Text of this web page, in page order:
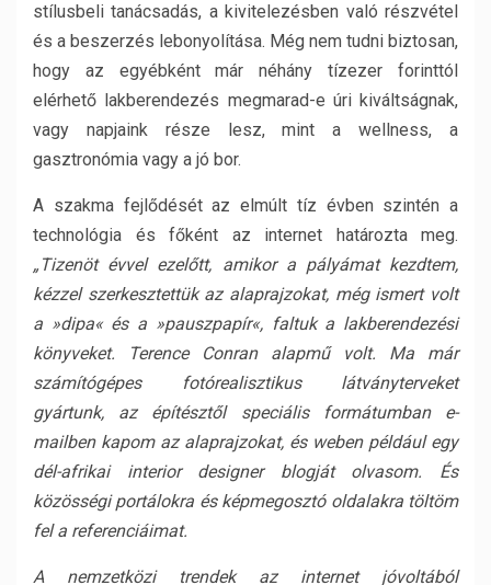
stílusbeli tanácsadás, a kivitelezésben való részvétel
és a beszerzés lebonyolítása. Még nem tudni biztosan,
hogy az egyébként már néhány tízezer forinttól
elérhető lakberendezés megmarad-e úri kiváltságnak,
vagy napjaink része lesz, mint a wellness, a
gasztronómia vagy a jó bor.
A szakma fejlődését az elmúlt tíz évben szintén a
technológia és főként az internet határozta meg.
„Tizenöt évvel ezelőtt, amikor a pályámat kezdtem,
kézzel szerkesztettük az alaprajzokat, még ismert volt
a »dipa« és a »pauszpapír«, faltuk a lakberendezési
könyveket. Terence Conran alapmű volt. Ma már
számítógépes fotórealisztikus látványterveket
gyártunk, az építésztől speciális formátumban e-
mailben kapom az alaprajzokat, és weben például egy
dél-afrikai interior designer blogját olvasom. És
közösségi portálokra és képmegosztó oldalakra töltöm
fel a referenciáimat.
A nemzetközi trendek az internet jóvoltából